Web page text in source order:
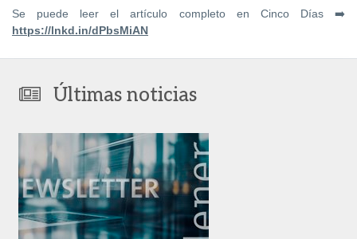
Se puede leer el artículo completo en Cinco Días ➡️
https://lnkd.in/dPbsMiAN
Últimas noticias